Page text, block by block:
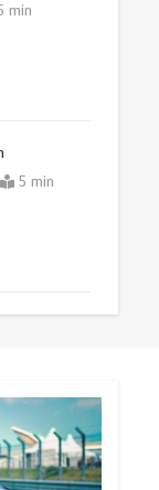
min
5 min